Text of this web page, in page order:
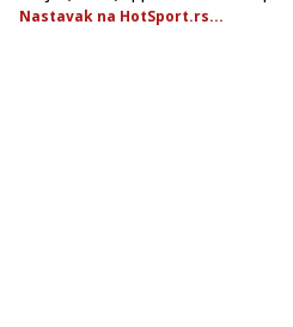
Nastavak na HotSport.rs...